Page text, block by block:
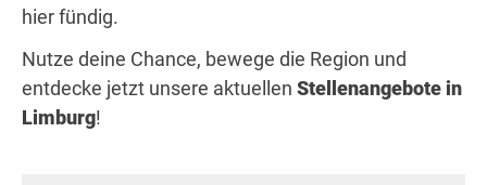
hier fündig.
Nutze deine Chance, bewege die Region und
entdecke jetzt unsere aktuellen Stellenangebote in
Limburg!